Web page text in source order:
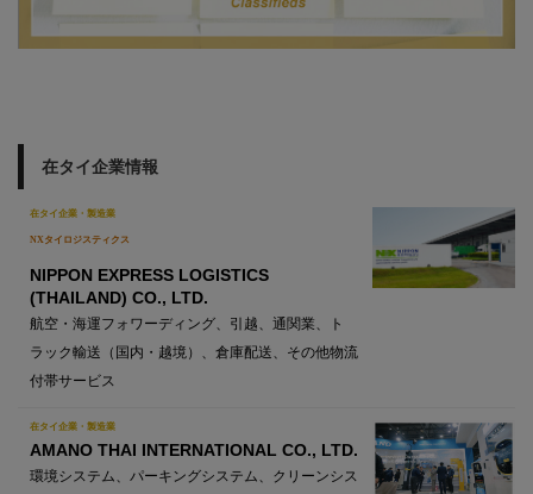
在タイ企業情報
在タイ企業・製造業
NXタイロジスティクス
NIPPON EXPRESS LOGISTICS
(THAILAND) CO., LTD.
航空・海運フォワーディング、引越、通関業、ト
ラック輸送（国内・越境）、倉庫配送、その他物流
付帯サービス
在タイ企業・製造業
AMANO THAI INTERNATIONAL CO., LTD.
環境システム、パーキングシステム、クリーンシス